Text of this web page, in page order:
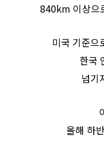
840km 이상으
미국 기준으
한국
넘기
올해 하